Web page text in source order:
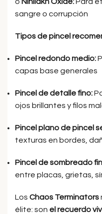
sangre o corrupción
Tipos de pincel
Pincel redondo medio:
capas base generales
Pincel de detalle fino:
ojos brillantes y filos
Pincel plano de pincel
texturas en bordes,
Pincel de sombreado
entre placas, grietas,
Los Chaos Terminators
élite: son el recuerdo